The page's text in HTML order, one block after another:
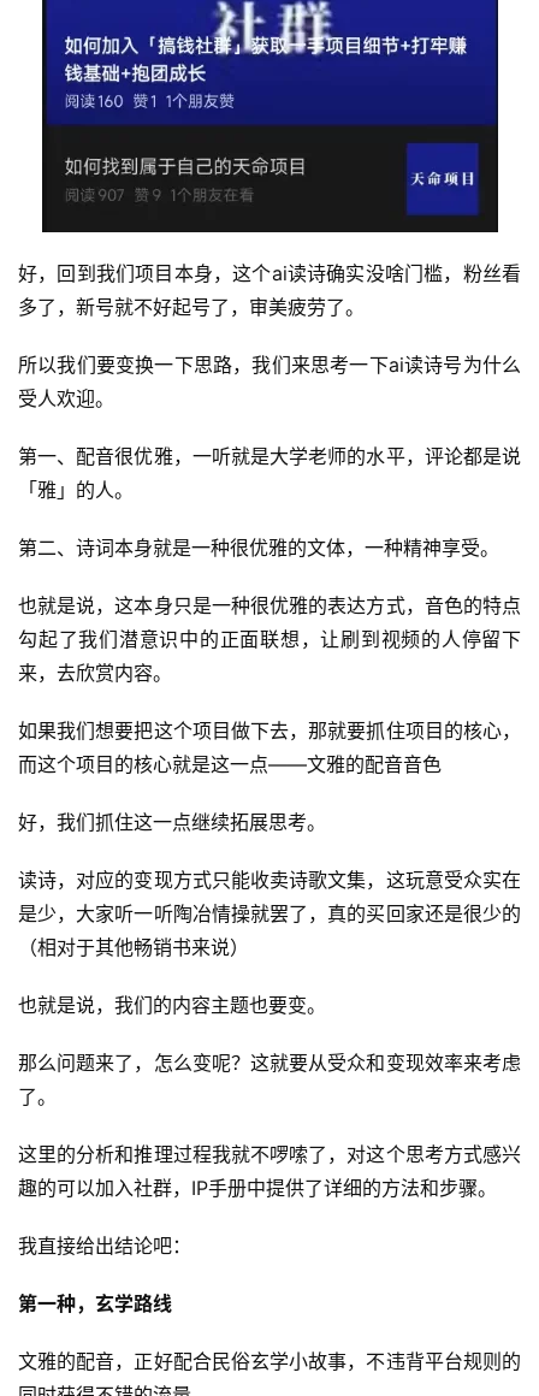
页
行
快
讯
好，回到我们项目本身，这个ai读诗确实没啥门槛，粉丝看
多了，新号就不好起号了，审美疲劳了。
所以我们要变换一下思路，我们来思考一下ai读诗号为什么
受人欢迎。
第一、配音很优雅，一听就是大学老师的水平，评论都是说
「雅」的人。
第二、诗词本身就是一种很优雅的文体，一种精神享受。
也就是说，这本身只是一种很优雅的表达方式，音色的特点
勾起了我们潜意识中的正面联想，让刷到视频的人停留下
来，去欣赏内容。
如果我们想要把这个项目做下去，那就要抓住项目的核心，
而这个项目的核心就是这一点——文雅的配音音色
好，我们抓住这一点继续拓展思考。
读诗，对应的变现方式只能收卖诗歌文集，这玩意受众实在
是少，大家听一听陶冶情操就罢了，真的买回家还是很少的
（相对于其他畅销书来说）
也就是说，我们的内容主题也要变。
那么问题来了，怎么变呢？这就要从受众和变现效率来考虑
了。
这里的分析和推理过程我就不啰嗦了，对这个思考方式感兴
趣的可以加入社群，IP手册中提供了详细的方法和步骤。
我直接给出结论吧：
第一种，玄学路线
文雅的配音，正好配合民俗玄学小故事，不违背平台规则的